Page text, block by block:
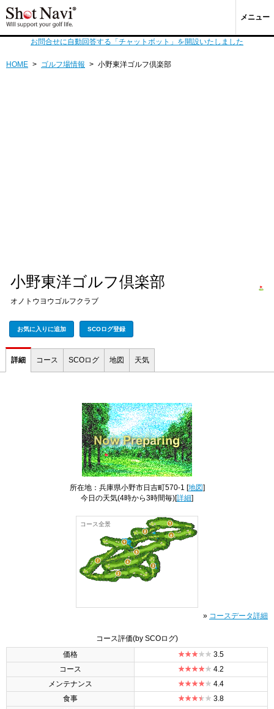
メニュー
お問合せに自動回答する「チャットボット」を開設いたしました
HOME > ゴルフ場情報 > 小野東洋ゴルフ倶楽部
小野東洋ゴルフ倶楽部
オノトウヨウゴルフクラブ
お気に入りに追加 SCOログ登録
詳細 コース SCOログ 地図 天気
所在地：兵庫県小野市日吉町570-1 [地図]
今日の天気(4時から3時間毎)[詳細]
コース全景
» コースデータ詳細
コース評価(by SCOログ)
価格
3.5
コース
4.2
メンテナンス
4.4
食事
3.8